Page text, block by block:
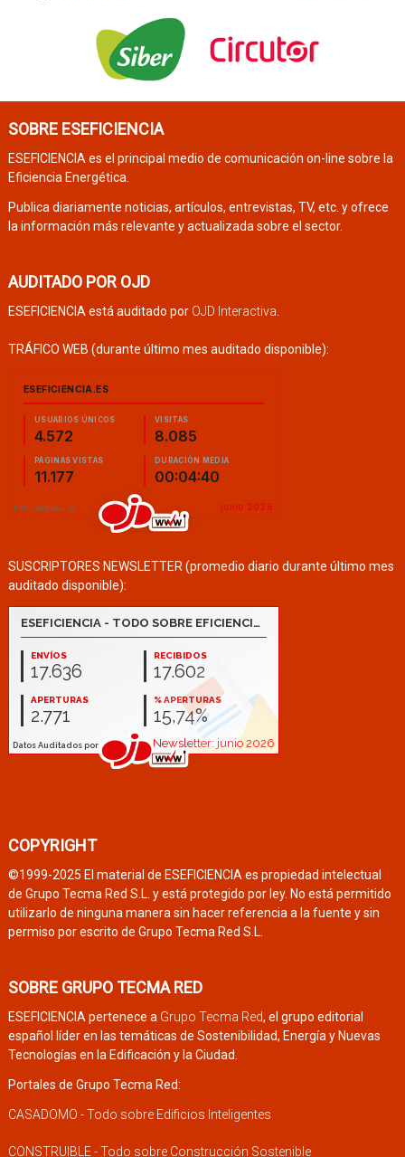
SOBRE ESEFICIENCIA
ESEFICIENCIA es el principal medio de comunicación on-line sobre la
Eficiencia Energética.
Publica diariamente noticias, artículos, entrevistas, TV, etc. y ofrece
la información más relevante y actualizada sobre el sector.
AUDITADO POR OJD
ESEFICIENCIA está auditado por OJD Interactiva
TRÁFICO WEB (durante último mes auditado disponible):
SUSCRIPTORES NEWSLETTER (promedio diario durante último mes
auditado disponible):
COPYRIGHT
©1999-2025 El material de ESEFICIENCIA es propiedad intelectual
de Grupo Tecma Red S.L. y está protegido por ley. No está permitido
utilizarlo de ninguna manera sin hacer referencia a la fuente y sin
permiso por escrito de Grupo Tecma Red S.L.
SOBRE GRUPO TECMA RED
ESEFICIENCIA pertenece a Grupo Tecma Red, el grupo editorial
español líder en las temáticas de Sostenibilidad, Energía y Nuevas
Tecnologías en la Edificación y la Ciudad.
Portales de Grupo Tecma Red:
CASADOMO - Todo sobre Edificios Inteligentes
CONSTRUIBLE - Todo sobre Construcción Sostenible